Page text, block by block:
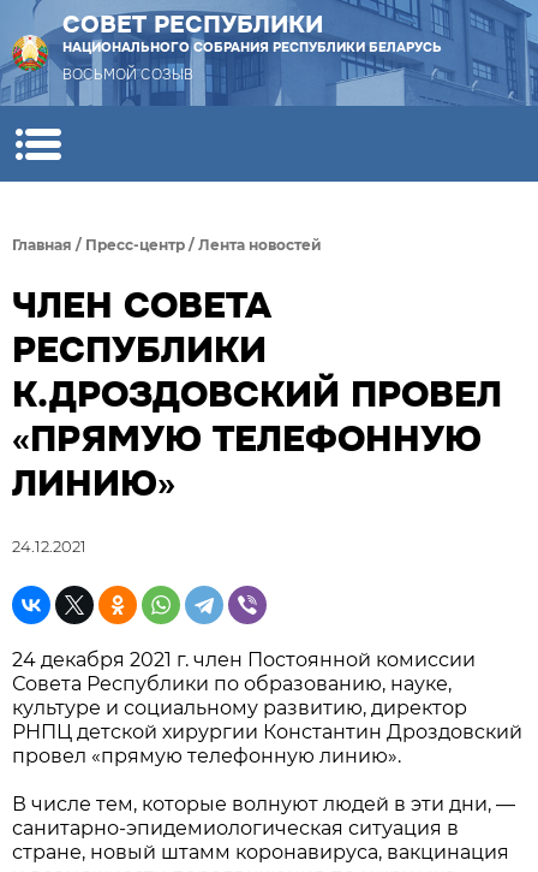
СОВЕТ РЕСПУБЛИКИ
НАЦИОНАЛЬНОГО СОБРАНИЯ РЕСПУБЛИКИ БЕЛАРУСЬ
ВОСЬМОЙ СОЗЫВ
Главная / Пресс-центр / Лента новостей
ЧЛЕН СОВЕТА
РЕСПУБЛИКИ
К.ДРОЗДОВСКИЙ ПРОВЕЛ
«ПРЯМУЮ ТЕЛЕФОННУЮ
ЛИНИЮ»
24.12.2021
24 декабря 2021 г. член Постоянной комиссии
Совета Республики по образованию, науке,
культуре и социальному развитию, директор
РНПЦ детской хирургии Константин Дроздовский
провел «прямую телефонную линию».
В числе тем, которые волнуют людей в эти дни, —
санитарно-эпидемиологическая ситуация в
стране, новый штамм коронавируса, вакцинация